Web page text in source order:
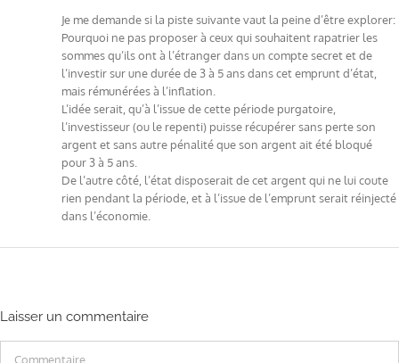
Je me demande si la piste suivante vaut la peine d’être explorer:
Pourquoi ne pas proposer à ceux qui souhaitent rapatrier les
sommes qu’ils ont à l’étranger dans un compte secret et de
l’investir sur une durée de 3 à 5 ans dans cet emprunt d’état,
mais rémunérées à l’inflation.
L’idée serait, qu’à l’issue de cette période purgatoire,
l’investisseur (ou le repenti) puisse récupérer sans perte son
argent et sans autre pénalité que son argent ait été bloqué
pour 3 à 5 ans.
De l’autre côté, l’état disposerait de cet argent qui ne lui coute
rien pendant la période, et à l’issue de l’emprunt serait réinjecté
dans l’économie.
Laisser un commentaire